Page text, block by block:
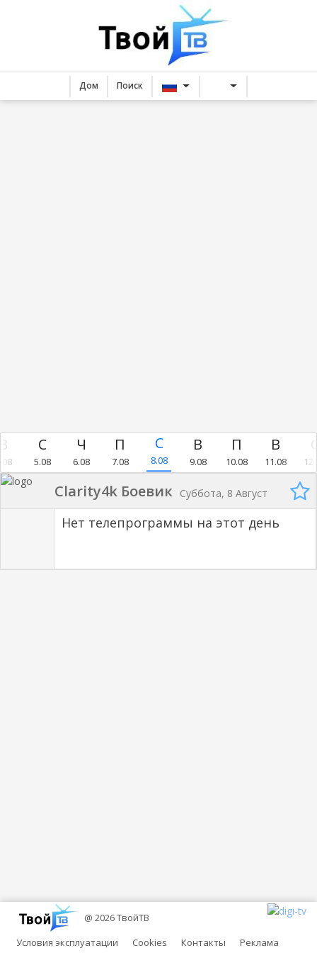
Дом Поиск
5.08 6.08 7.08 8.08 9.08 10.08 11.08
Clarity4k Боевик Суббота, 8 Август
Нет телепрограммы на этот день
@ 2026 ТвойТВ
Условия эксплуатации
Cookies Контакты Реклама